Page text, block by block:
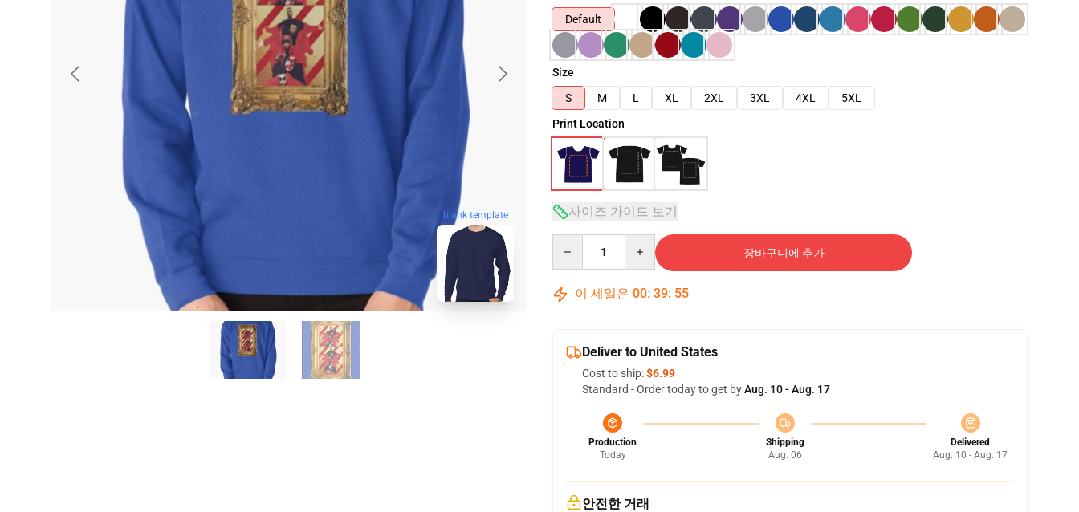
blank template
Default
Size
S
M L XL 2XL 3XL 4XL
5XL
Print Location
사이즈 가이드 보기
장바구니에 추가
이 세일은 00: 39: 54
Deliver to United States
Cost to ship:$6.99
Standard - Order today to get byAug. 10 - Aug. 17
Production
Today
Shipping
Aug. 06
Delivered
Aug. 10 - Aug. 17
안전한 거래